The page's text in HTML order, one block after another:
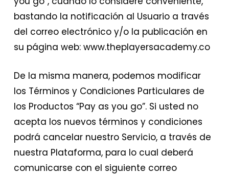
bastando la notificación al Usuario a través
del correo electrónico y/o la publicación en
su página web: www.theplayersacademy.co
De la misma manera, podemos modificar
los Términos y Condiciones Particulares de
los Productos “Pay as you go”. Si usted no
acepta los nuevos términos y condiciones
podrá cancelar nuestro Servicio, a través de
nuestra Plataforma, para lo cual deberá
comunicarse con el siguiente correo